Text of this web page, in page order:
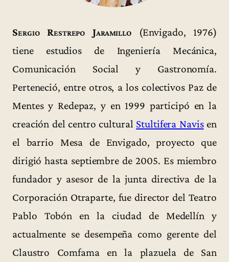
Sergio Restrepo Jaramillo (Envigado, 1976)
tiene estudios de Ingeniería Mecánica,
Comunicación Social y Gastronomía.
Perteneció, entre otros, a los colectivos Paz de
Mentes y Redepaz, y en 1999 participó en la
creación del centro cultural Stultifera Navisen
el barrio Mesa de Envigado, proyecto que
dirigió hasta septiembre de 2005. Es miembro
fundador y asesor de la junta directiva de la
Corporación Otraparte, fue director del Teatro
Pablo Tobón en la ciudad de Medellín y
actualmente se desempeña como gerente del
Claustro Comfama en la plazuela de San